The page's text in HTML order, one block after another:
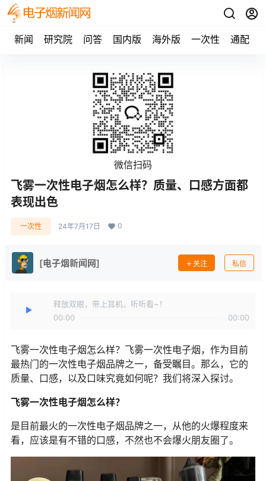
新闻 研究院 问答 国内版 海外版 一次性 通配
微信扫码
飞雾一次性电子烟怎么样？质量、口感方面都
表现出色
一次性 24年7月17日 0
[电子烟新闻网] 关注 私信
释放双眼，带上耳机，听听看~！
00:00
00:00
飞雾一次性电子烟怎么样？飞雾一次性电子烟，作为目前
最热门的一次性电子烟品牌之一，备受瞩目。那么，它的
质量、口感，以及口味究竟如何呢？我们将深入探讨。
飞雾一次性电子烟怎么样？
是目前最火的一次性电子烟品牌之一，从他的火爆程度来
看，应该是有不错的口感，不然也不会爆火朋友圈了。